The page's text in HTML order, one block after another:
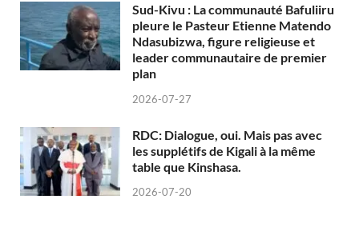
Sud-Kivu : La communauté Bafuliiru
pleure le Pasteur Etienne Matendo
Ndasubizwa, figure religieuse et
leader communautaire de premier
plan
2026-07-27
RDC: Dialogue, oui. Mais pas avec
les supplétifs de Kigali à la même
table que Kinshasa.
2026-07-20